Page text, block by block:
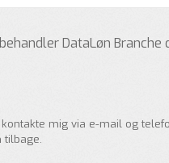
DataLøn Branche
mig via e-mail og
tilbage.